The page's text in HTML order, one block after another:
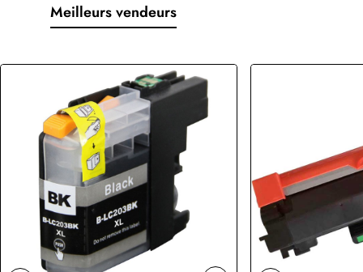
Meilleurs vendeurs